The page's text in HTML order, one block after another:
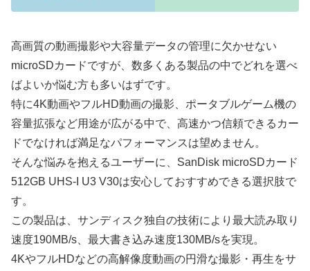
高画質の動画撮影や大容量データの管理に欠かせない
microSDカードですが、数多くある製品の中でどれを選べ
ばよいか悩む方も多いはずです。
特に4K動画やフルHD動画の撮影、ポータブルゲーム機の
容量拡張など用途が広がる中で、高速かつ信頼できるカー
ドでなければ満足なパフォーマンスは望めません。
そんな悩みを抱えるユーザーに、SanDisk microSDカード
512GB UHS-I U3 V30は安心しておすすめできる選択肢で
す。
この製品は、サンディスク独自の技術により最大読み取り
速度190MB/s、最大書き込み速度130MB/sを実現。
4KやフルHDなどの高解像度動画の円滑な撮影・再生をサ